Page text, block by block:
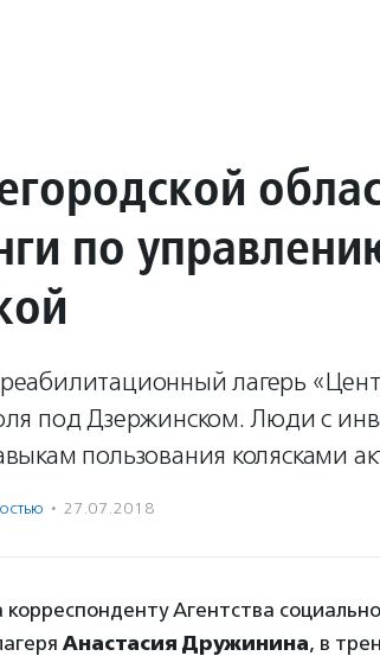
по
лагерь
под Дзержинском. Люди с
пользования колясками
· 27.07.2018
корреспонденту Агентства
Анастасия Дружинина, в